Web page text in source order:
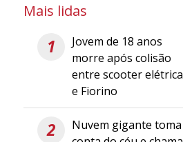
Mais lidas
1
Jovem de 18 anos
morre após colisão
entre scooter elétrica
e Fiorino
2
Nuvem gigante toma